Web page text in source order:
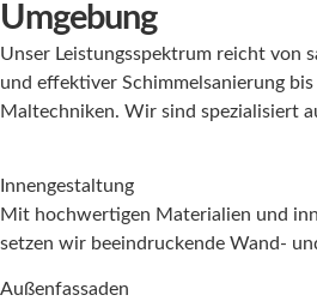
Umgebung
Unser Leistungsspektrum reicht von
und effektiver Schimmelsanierung
Maltechniken. Wir sind spezialisiert
Innengestaltung
Mit hochwertigen Materialien und
setzen wir beeindruckende Wand-
Außenfassaden